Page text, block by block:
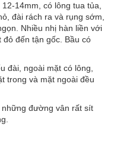
14mm, có lông tua tủa,
đài rách ra và rụng sớm,
Nhiều nhị hàn liền với
đỏ đến tận gốc. Bầu có
đài, ngoài mặt có lông,
trong và mặt ngoài đều
đường vân rất sít